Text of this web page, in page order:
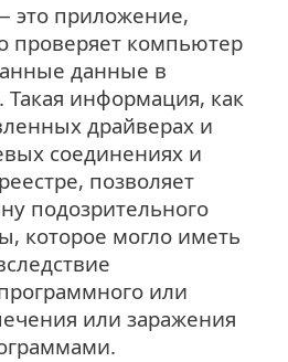
это приложение,
проверяет компьютер
данные в
информация, как
драйверах и
соединениях и
позволяет
подозрительного
которое могло иметь
или
или заражения